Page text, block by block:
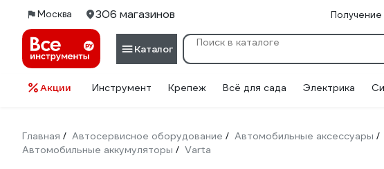
Москва 306 магазинов
Каталог
Акции Инструмент Крепеж Всё для сада Электрика
Главная / Автосервисное оборудование / Автомобильные аксессуары /
Автомобильные аккумуляторы / Varta